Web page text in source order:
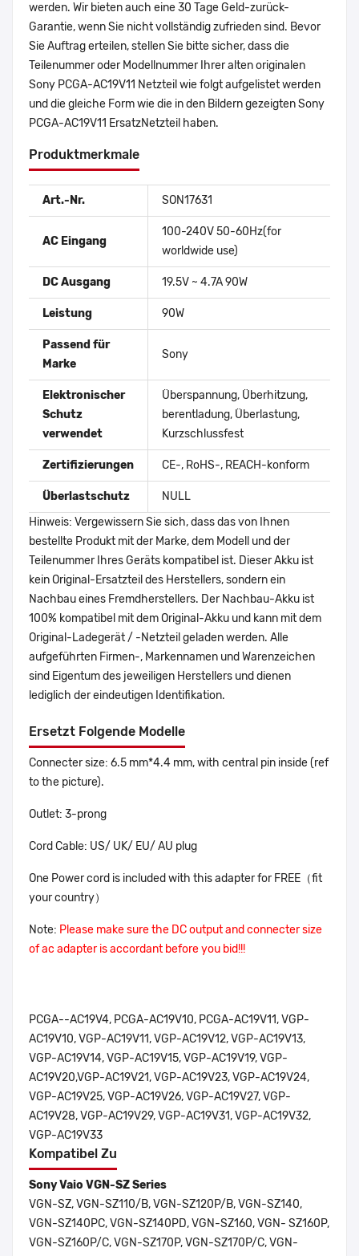
werden. Wir bieten auch eine 30 Tage Geld-zurück-
Garantie, wenn Sie nicht vollständig zufrieden sind. Bevor
Sie Auftrag erteilen, stellen Sie bitte sicher, dass die
Teilenummer oder Modellnummer Ihrer alten originalen
Sony PCGA-AC19V11 Netzteil wie folgt aufgelistet werden
und die gleiche Form wie die in den Bildern gezeigten Sony
PCGA-AC19V11 ErsatzNetzteil haben.
Produktmerkmale
Art.-Nr. SON17631
AC Eingang
100-240V 50-60Hz(for
worldwide use)
DC Ausgang 19.5V ~ 4.7A 90W
Leistung 90W
Passend für
Marke
Sony
Elektronischer
Schutz
verwendet
Überspannung, Überhitzung,
berentladung, Überlastung,
Kurzschlussfest
Zertifizierungen CE-, RoHS-, REACH-konform
Überlastschutz
NULL
Hinweis: Vergewissern Sie sich, dass das von Ihnen
bestellte Produkt mit der Marke, dem Modell und der
Teilenummer Ihres Geräts kompatibel ist. Dieser Akku ist
kein Original-Ersatzteil des Herstellers, sondern ein
Nachbau eines Fremdherstellers. Der Nachbau-Akku ist
100% kompatibel mit dem Original-Akku und kann mit dem
Original-Ladegerät / -Netzteil geladen werden. Alle
aufgeführten Firmen-, Markennamen und Warenzeichen
sind Eigentum des jeweiligen Herstellers und dienen
lediglich der eindeutigen Identifikation.
Ersetzt Folgende Modelle
Connecter size: 6.5 mm*4.4 mm, with central pin inside (ref
to the picture).
Outlet: 3-prong
Cord Cable: US/ UK/ EU/ AU plug
One Power cord is included with this adapter for FREE（fit
your country）
Note: Please make sure the DC output and connecter size
of ac adapter is accordant before you bid!!!
PCGA--AC19V4, PCGA-AC19V10, PCGA-AC19V11, VGP-
AC19V10, VGP-AC19V11, VGP-AC19V12, VGP-AC19V13,
VGP-AC19V14, VGP-AC19V15, VGP-AC19V19, VGP-
AC19V20,VGP-AC19V21, VGP-AC19V23, VGP-AC19V24,
VGP-AC19V25, VGP-AC19V26, VGP-AC19V27, VGP-
AC19V28, VGP-AC19V29, VGP-AC19V31, VGP-AC19V32,
VGP-AC19V33
Kompatibel Zu
Sony Vaio VGN-SZ Series
VGN-SZ, VGN-SZ110/B, VGN-SZ120P/B, VGN-SZ140,
VGN-SZ140PC, VGN-SZ140PD, VGN-SZ160, VGN- SZ160P,
VGN-SZ160P/C, VGN-SZ170P, VGN-SZ170P/C, VGN-